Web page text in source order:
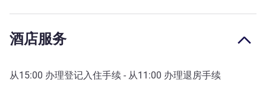
酒店服务
从15:00 办理登记入住手续 - 从11:00 办理退房手续